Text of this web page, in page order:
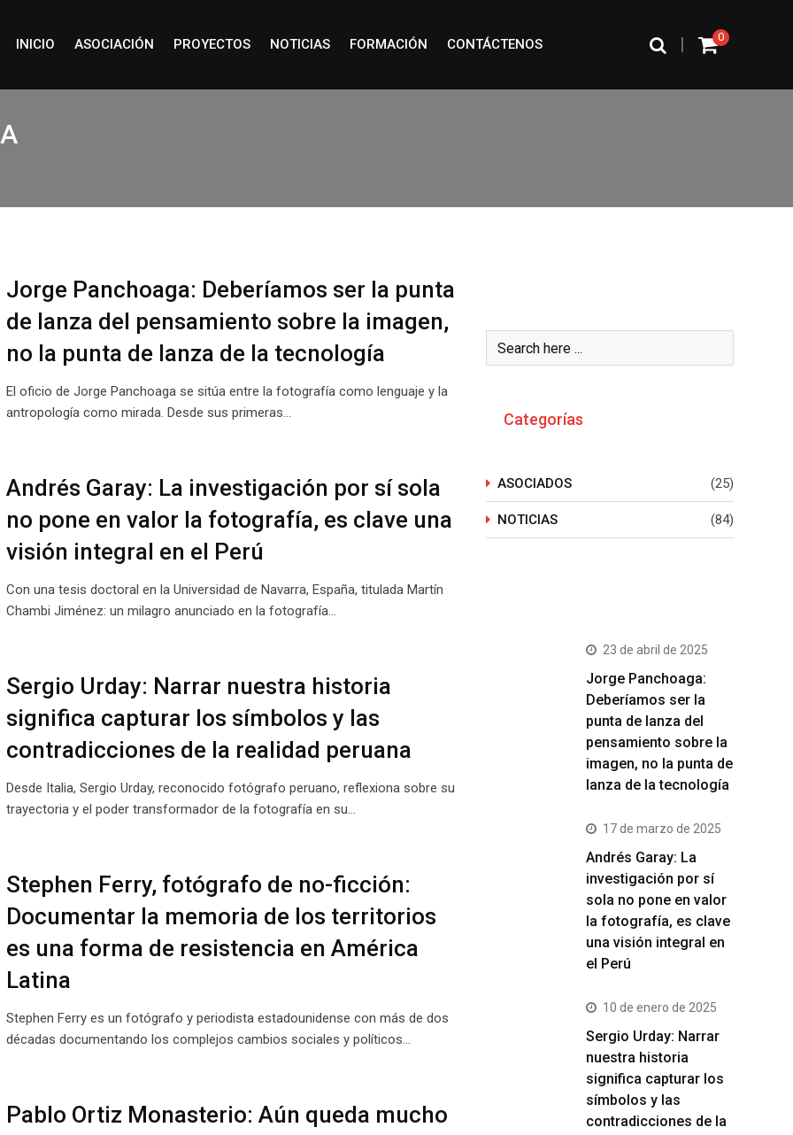
INICIO ASOCIACIÓN PROYECTOS NOTICIAS FORMACIÓN CONTÁCTENOS 0
|
Jorge Panchoaga: Deberíamos ser la punta
de lanza del pensamiento sobre la imagen,
no la punta de lanza de la tecnología
El oficio de Jorge Panchoaga se sitúa entre la fotografía como lenguaje y la
antropología como mirada. Desde sus primeras…
Andrés Garay: La investigación por sí sola
no pone en valor la fotografía, es clave una
visión integral en el Perú
Con una tesis doctoral en la Universidad de Navarra, España, titulada Martín
Chambi Jiménez: un milagro anunciado en la fotografía…
Sergio Urday: Narrar nuestra historia
significa capturar los símbolos y las
contradicciones de la realidad peruana
Desde Italia, Sergio Urday, reconocido fotógrafo peruano, reflexiona sobre su
trayectoria y el poder transformador de la fotografía en su…
Stephen Ferry, fotógrafo de no-ficción:
Documentar la memoria de los territorios
es una forma de resistencia en América
Latina
Stephen Ferry es un fotógrafo y periodista estadounidense con más de dos
décadas documentando los complejos cambios sociales y políticos…
Pablo Ortiz Monasterio: Aún queda mucho
Categorías
ASOCIADOS (25)
NOTICIAS (84)
23 de abril de 2025
Jorge Panchoaga:
Deberíamos ser la
punta de lanza del
pensamiento sobre la
imagen, no la punta de
lanza de la tecnología
17 de marzo de 2025
Andrés Garay: La
investigación por sí
sola no pone en valor
la fotografía, es clave
una visión integral en
el Perú
10 de enero de 2025
Sergio Urday: Narrar
nuestra historia
significa capturar los
símbolos y las
contradicciones de la